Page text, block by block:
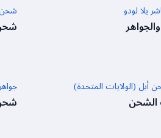
يلا لودو شحن
أبل (الولايات المتحدة)
الشحن